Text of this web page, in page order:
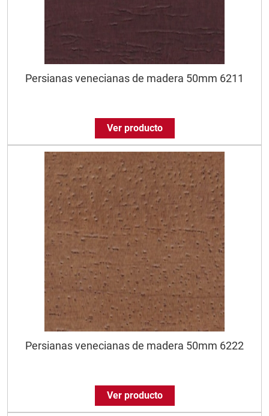
Persianas venecianas de madera 50mm 6211
Ver producto
Persianas venecianas de madera 50mm 6222
Ver producto